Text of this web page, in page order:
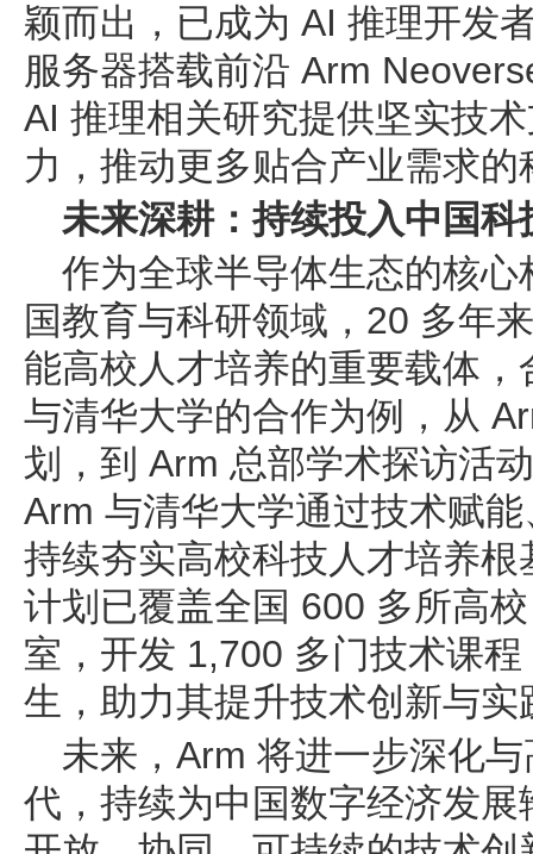
颖而出，已成为 AI 推理开发
服务器搭载前沿 Arm
AI 推理相关研究提供坚实技
力，推动更多贴合产业需求的
未来深耕：持续投入中国科
作为全球半导体生态的核
国教育与科研领域，20 多年
能高校人才培养的重要载体
与清华大学的合作为例，从
划，到 Arm 总部学术探访活
Arm 与清华大学通过技术赋
持续夯实高校科技人才培养
计划已覆盖全国 600 多所高
室，开发 1,700 多门技术课
生，助力其提升技术创新与实
未来，Arm 将进一步深化与
代，持续为中国数字经济发